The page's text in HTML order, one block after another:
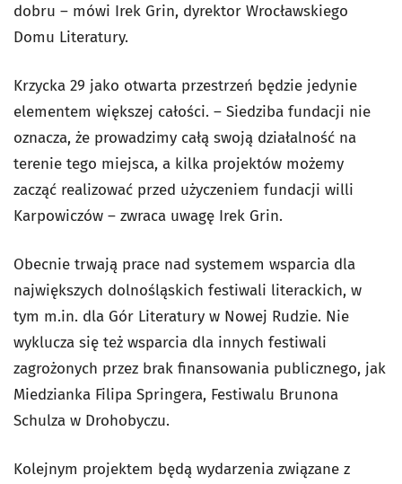
dobru – mówi Irek Grin, dyrektor Wrocławskiego
Domu Literatury.
Krzycka 29 jako otwarta przestrzeń będzie jedynie
elementem większej całości. – Siedziba fundacji nie
oznacza, że prowadzimy całą swoją działalność na
terenie tego miejsca, a kilka projektów możemy
zacząć realizować przed użyczeniem fundacji willi
Karpowiczów – zwraca uwagę Irek Grin.
Obecnie trwają prace nad systemem wsparcia dla
największych dolnośląskich festiwali literackich, w
tym m.in. dla Gór Literatury w Nowej Rudzie. Nie
wyklucza się też wsparcia dla innych festiwali
zagrożonych przez brak finansowania publicznego, jak
Miedzianka Filipa Springera, Festiwalu Brunona
Schulza w Drohobyczu.
Kolejnym projektem będą wydarzenia związane z